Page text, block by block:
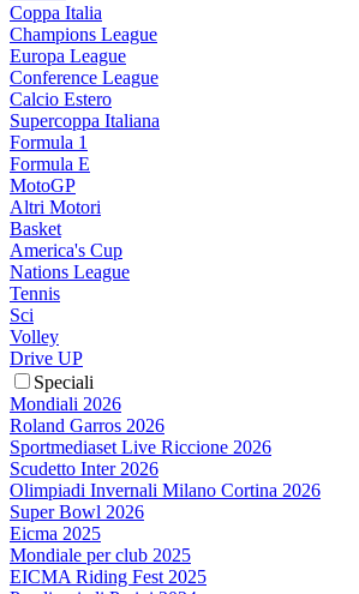
Coppa Italia
Champions League
Europa League
Conference League
Calcio Estero
Supercoppa Italiana
Formula 1
Formula E
MotoGP
Altri Motori
Basket
America's Cup
Nations League
Tennis
Sci
Volley
Drive UP
Speciali
Mondiali 2026
Roland Garros 2026
Sportmediaset Live Riccione 2026
Scudetto Inter 2026
Olimpiadi Invernali Milano Cortina 2026
Super Bowl 2026
Eicma 2025
Mondiale per club 2025
EICMA Riding Fest 2025